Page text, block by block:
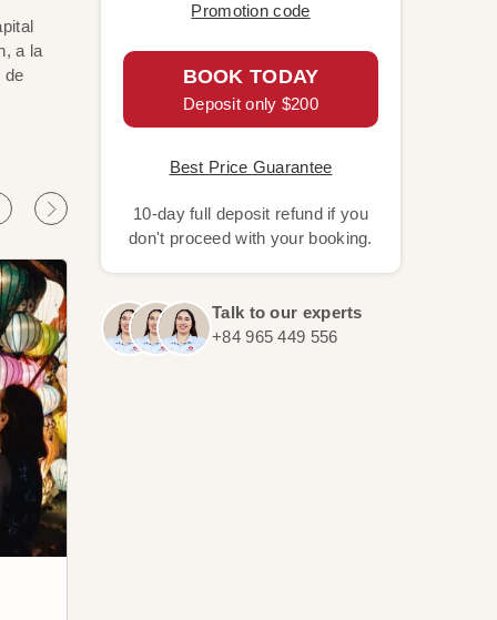
a la
de
Promotion code
BOOK TODAY
Deposit only $200
Best Price Guarantee
10-day full deposit refund if you
don't proceed with your booking.
Talk to our experts
+84 965 449 556